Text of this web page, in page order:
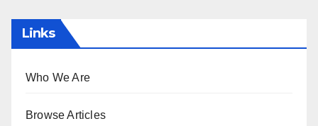
Links
Who We Are
Browse Articles